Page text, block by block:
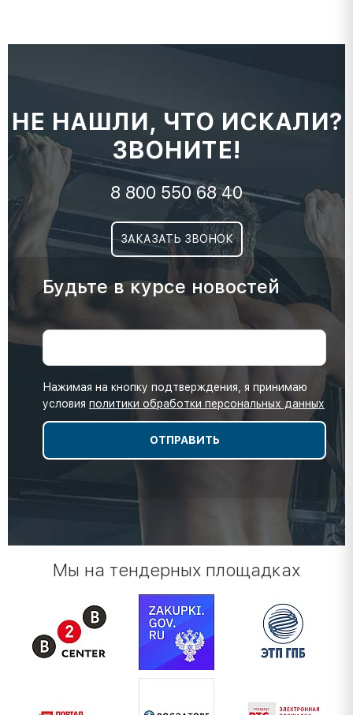
НЕ НАШЛИ, ЧТО ИСКАЛИ?
ЗВОНИТЕ!
8 800 550 68 40
ЗАКАЗАТЬ ЗВОНОК
Будьте в курсе новостей
Нажимая на кнопку подтверждения, я принимаю
условия политики обработки персональных данных
Мы на тендерных площадках